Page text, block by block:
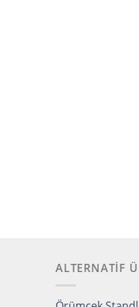
ALTERNATİF